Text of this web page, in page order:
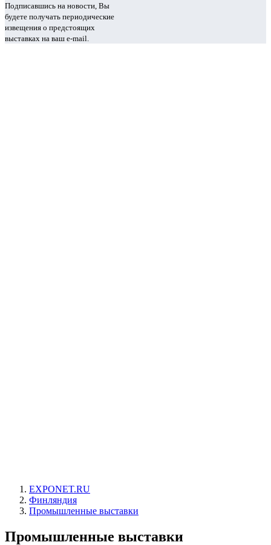
Подписавшись на новости, Вы
будете получать периодические
извещения о предстоящих
выставках на ваш e-mail.
EXPONET.RU
Финляндия
Промышленные выставки
Промышленные выставки